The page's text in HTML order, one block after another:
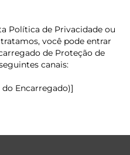
Política de Privacidade ou
você pode entrar
de Proteção de
canais:
Encarregado)]